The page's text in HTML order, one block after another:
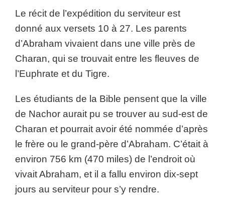
Le récit de l’expédition du serviteur est
donné aux versets 10 à 27. Les parents
d’Abraham vivaient dans une ville près de
Charan, qui se trouvait entre les fleuves de
l’Euphrate et du Tigre.
Les étudiants de la Bible pensent que la ville
de Nachor aurait pu se trouver au sud-est de
Charan et pourrait avoir été nommée d’après
le frère ou le grand-père d’Abraham. C’était à
environ 756 km (470 miles) de l’endroit où
vivait Abraham, et il a fallu environ dix-sept
jours au serviteur pour s’y rendre.